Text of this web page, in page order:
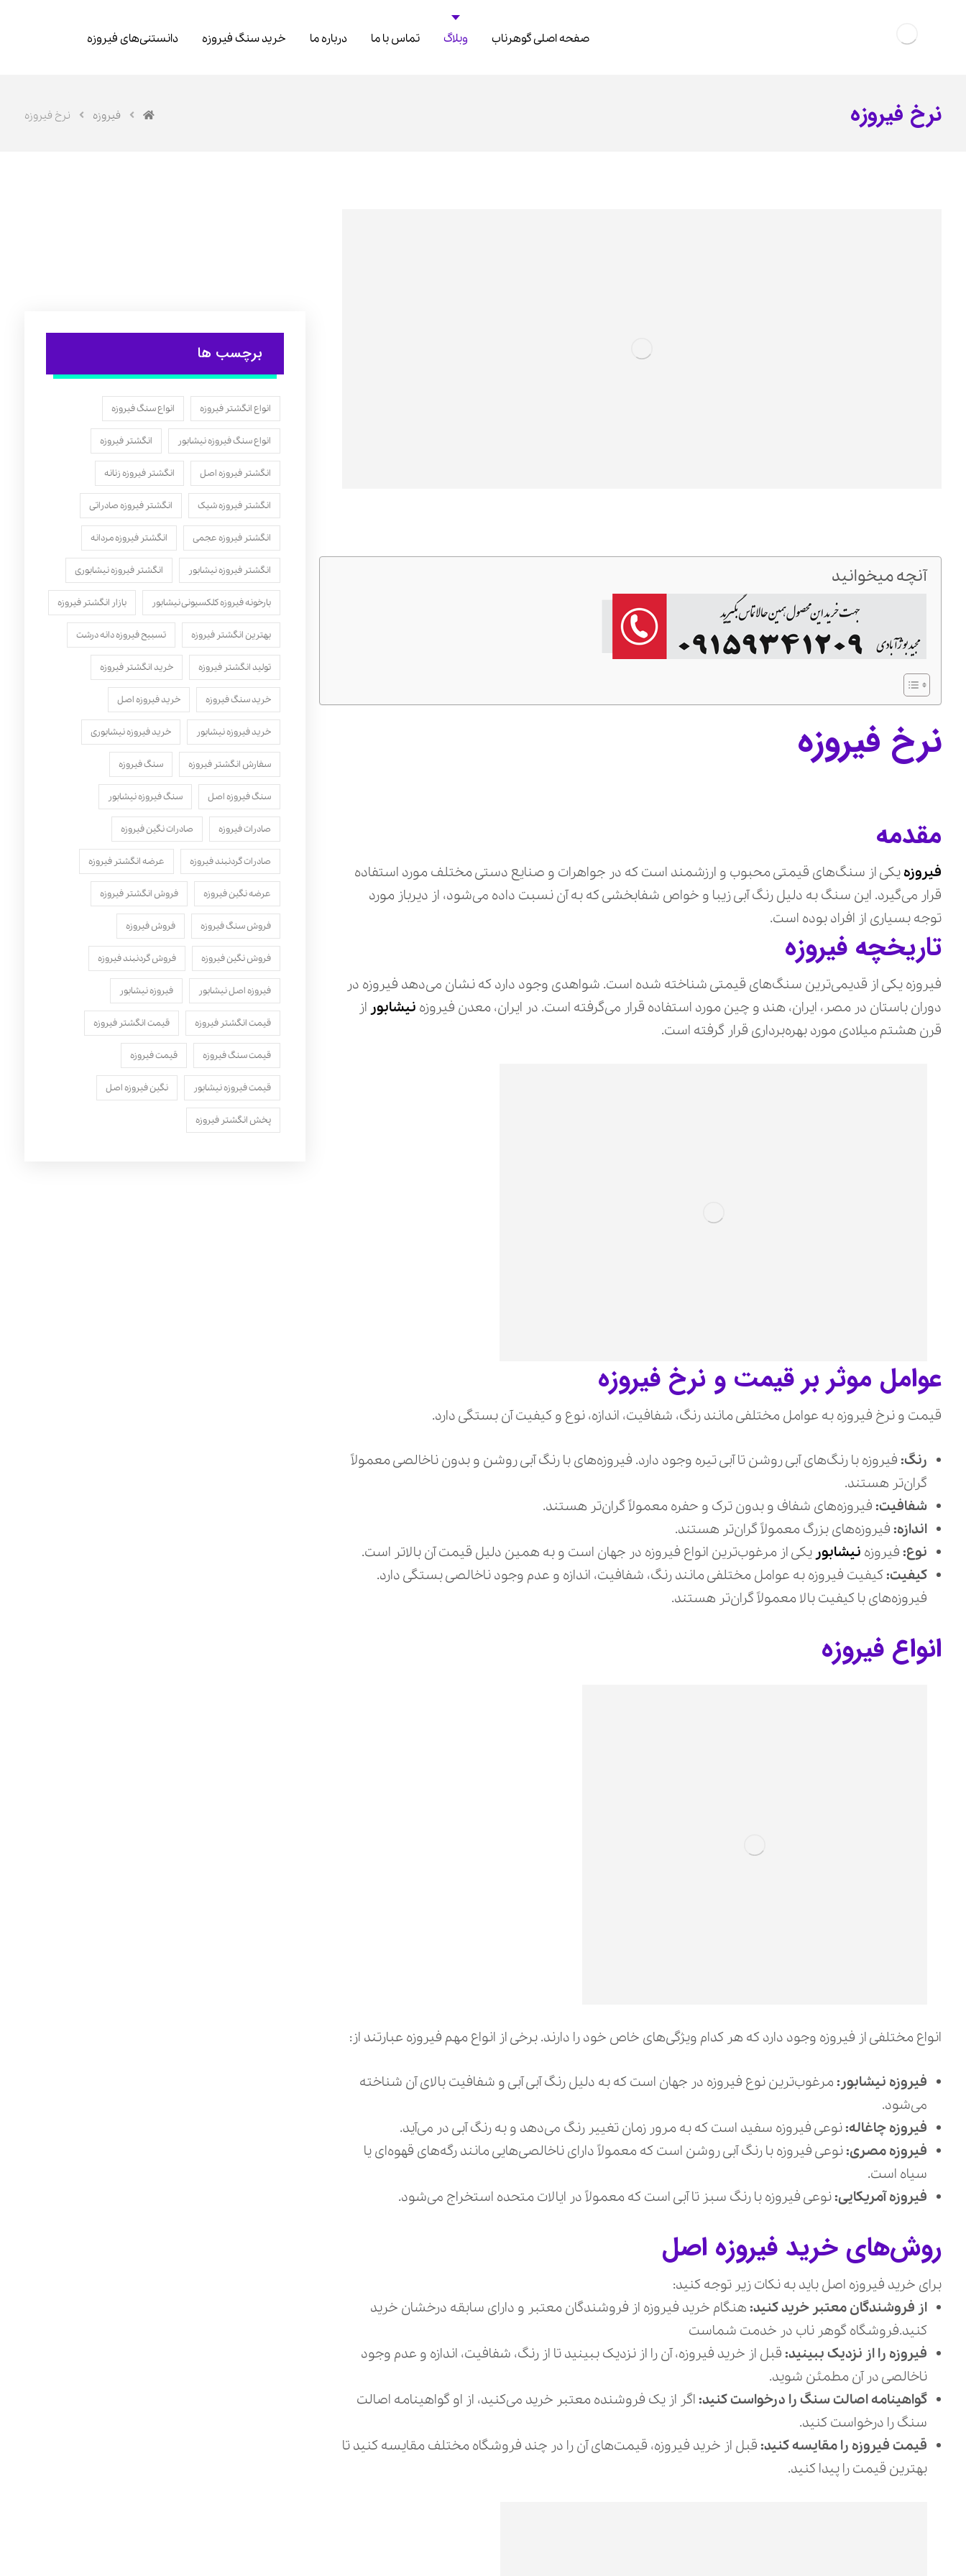
صفحه اصلی گوهرناب وبلاگ تماس با ما درباره ما خرید سنگ فیروزه دانستنی‌های فیروزه
نرخ فیروزه فیروزه نرخ فیروزه
آنچه میخوانید
نرخ فیروزه
مقدمه
فیروزهیکی از سنگ‌های قیمتی محبوب و ارزشمند است که در جواهرات و صنایع دستی مختلف مورد استفاده
قرار می‌گیرد. این سنگ به دلیل رنگ آبی زیبا و خواص شفابخشی که به آن نسبت داده می‌شود، از دیرباز مورد
توجه بسیاری از افراد بوده است.
تاریخچه فیروزه
فیروزه یکی از قدیمی‌ترین سنگ‌های قیمتی شناخته شده است. شواهدی وجود دارد که نشان می‌دهد فیروزه در
دوران باستان در مصر، ایران، هند و چین مورد استفاده قرار می‌گرفته است. در ایران، معدن فیروزه نیشابور از
قرن هشتم میلادی مورد بهره‌برداری قرار گرفته است.
عوامل موثر بر قیمت و نرخ فیروزه
قیمت و نرخ فیروزه به عوامل مختلفی مانند رنگ، شفافیت، اندازه، نوع و کیفیت آن بستگی دارد.
رنگ:فیروزه با رنگ‌های آبی روشن تا آبی تیره وجود دارد. فیروزه‌های با رنگ آبی روشن و بدون ناخالصی معمولاً
گران‌تر هستند.
شفافیت:فیروزه‌های شفاف و بدون ترک و حفره معمولاً گران‌تر هستند.
اندازه:فیروزه‌های بزرگ معمولاً گران‌تر هستند.
نوع:فیروزه نیشابوریکی از مرغوب‌ترین انواع فیروزه در جهان است و به همین دلیل قیمت آن بالاتر است.
کیفیت:کیفیت فیروزه به عوامل مختلفی مانند رنگ، شفافیت، اندازه و عدم وجود ناخالصی بستگی دارد.
فیروزه‌های با کیفیت بالا معمولاً گران‌تر هستند.
انواع فیروزه
انواع مختلفی از فیروزه وجود دارد که هر کدام ویژگی‌های خاص خود را دارند. برخی از انواع مهم فیروزه عبارتند از:
فیروزه نیشابور:مرغوب‌ترین نوع فیروزه در جهان است که به دلیل رنگ آبی آبی و شفافیت بالای آن شناخته
می‌شود.
فیروزه چاغاله:نوعی فیروزه سفید است که به مرور زمان تغییر رنگ می‌دهد و به رنگ آبی در می‌آید.
فیروزه مصری:نوعی فیروزه با رنگ آبی روشن است که معمولاً دارای ناخالصی‌هایی مانند رگه‌های قهوه‌ای یا
سیاه است.
فیروزه آمریكایی:نوعی فیروزه با رنگ سبز تا آبی است که معمولاً در ایالات متحده استخراج می‌شود.
روش‌های خرید فیروزه اصل
برای خرید فیروزه اصل باید به نکات زیر توجه کنید:
از فروشندگان معتبر خرید کنید:هنگام خرید فیروزه از فروشندگان معتبر و دارای سابقه درخشان خرید
کنید.فروشگاه گوهر ناب در خدمت شماست
فیروزه را از نزدیک ببینید:قبل از خرید فیروزه، آن را از نزدیک ببینید تا از رنگ، شفافیت، اندازه و عدم وجود
ناخالصی در آن مطمئن شوید.
گواهینامه اصالت سنگ را درخواست کنید:اگر از یک فروشنده معتبر خرید می‌کنید، از او گواهینامه اصالت
سنگ را درخواست کنید.
قیمت فیروزه را مقایسه کنید:قبل از خرید فیروزه، قیمت‌های آن را در چند فروشگاه مختلف مقایسه کنید تا
بهترین قیمت را پیدا کنید.
برچسب ها
انواع انگشتر فیروزه انواع سنگ فیروزه
انواع سنگ فیروزه نیشابور انگشتر فیروزه
انگشتر فیروزه اصل انگشتر فیروزه زنانه
انگشتر فیروزه شیک انگشتر فیروزه صادراتی
انگشتر فیروزه عجمی انگشتر فیروزه مردانه
انگشتر فیروزه نیشابور انگشتر فیروزه نیشابوری
بارخونه فیروزه کلکسیونی نیشابور بازار انگشتر فیروزه
بهترین انگشتر فیروزه تسبیح فیروزه دانه درشت
تولید انگشتر فیروزه خرید انگشتر فیروزه
خرید سنگ فیروزه خرید فیروزه اصل
خرید فیروزه نیشابور خرید فیروزه نیشابوری
سفارش انگشتر فیروزه سنگ فیروزه
سنگ فیروزه اصل سنگ فیروزه نیشابور
صادرات فیروزه صادرات نگین فیروزه
صادرات گردنبند فیروزه عرضه انگشتر فیروزه
عرضه نگین فیروزه فروش انگشتر فیروزه
فروش سنگ فیروزه فروش فیروزه
فروش نگین فیروزه فروش گردنبند فیروزه
فیروزه اصل نیشابور فیروزه نیشابور
قیمت انگشتر فیروزه قیمت انگشتر فیروزه
قیمت سنگ فیروزه قیمت فیروزه
قیمت فیروزه نیشابور نگین فیروزه اصل
پخش انگشتر فیروزه